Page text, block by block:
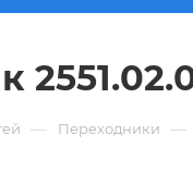
— Переходники —